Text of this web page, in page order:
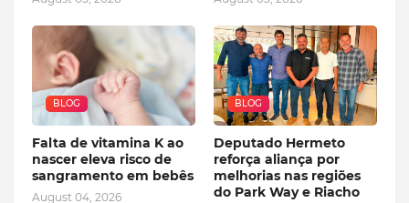
BLOG
Falta de vitamina K ao
nascer eleva risco de
sangramento em bebês
August 04, 2026
BLOG
Deputado Hermeto
reforça aliança por
melhorias nas regiões
do Park Way e Riacho